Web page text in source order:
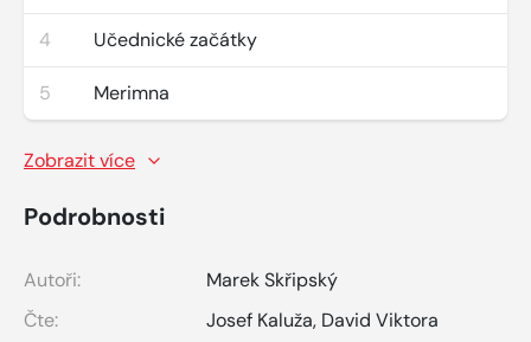
4 Učednické začátky
5 Merimna
Zobrazit více
Podrobnosti
Autoři:
Marek Skřipský
Čte:
Josef Kaluža, David Viktora